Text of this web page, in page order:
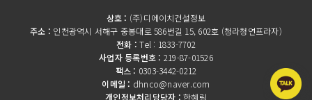
상호 : (주)디에이치건설정보
주소 : 인천광역시 서해구 중봉대로 586번길 15, 602호 (청라청연프라자)
전화 :Tel : 1833-7702
사업자 등록번호 : 219-87-01526
팩스 : 0303-3442-0212
이메일 : dhnco@naver.com
개인정보처리담당자 :한혜림